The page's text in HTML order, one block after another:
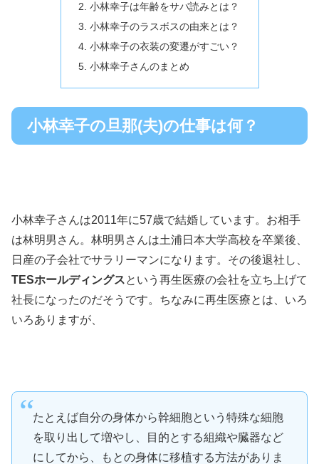
小林幸子は年齢をサバ読みとは？
小林幸子のラスボスの由来とは？
小林幸子の衣装の変遷がすごい？
小林幸子さんのまとめ
小林幸子の旦那(夫)の仕事は何？
小林幸子さんは2011年に57歳で結婚しています。お相手
は林明男さん。林明男さんは土浦日本大学高校を卒業後、
日産の子会社でサラリーマンになります。その後退社し、
TESホールディングスという再生医療の会社を立ち上げて
社長になったのだそうです。ちなみに再生医療とは、いろ
いろありますが、
たとえば自分の身体から幹細胞という特殊な細胞
を取り出して増やし、目的とする組織や臓器など
にしてから、もとの身体に移植する方法がありま